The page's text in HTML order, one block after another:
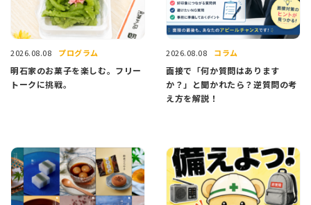
2026.08.08 プログラム
明石家のお菓子を楽しむ。フリー
トークに挑戦。
2026.08.08 コラム
面接で「何か質問はあります
か？」と聞かれたら？逆質問の考
え方を解説！